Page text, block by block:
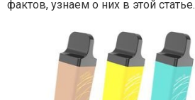
фактов, узнаем о них в этой статье.